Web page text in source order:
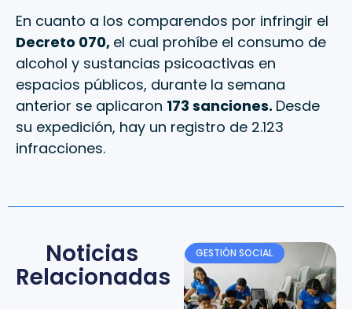
En cuanto a los comparendos por infringir el
Decreto 070, el cual prohíbe el consumo de
alcohol y sustancias psicoactivas en
espacios públicos, durante la semana
anterior se aplicaron 173 sanciones. Desde
su expedición, hay un registro de 2.123
infracciones.
Noticias
Relacionadas
GESTIÓN SOCIAL